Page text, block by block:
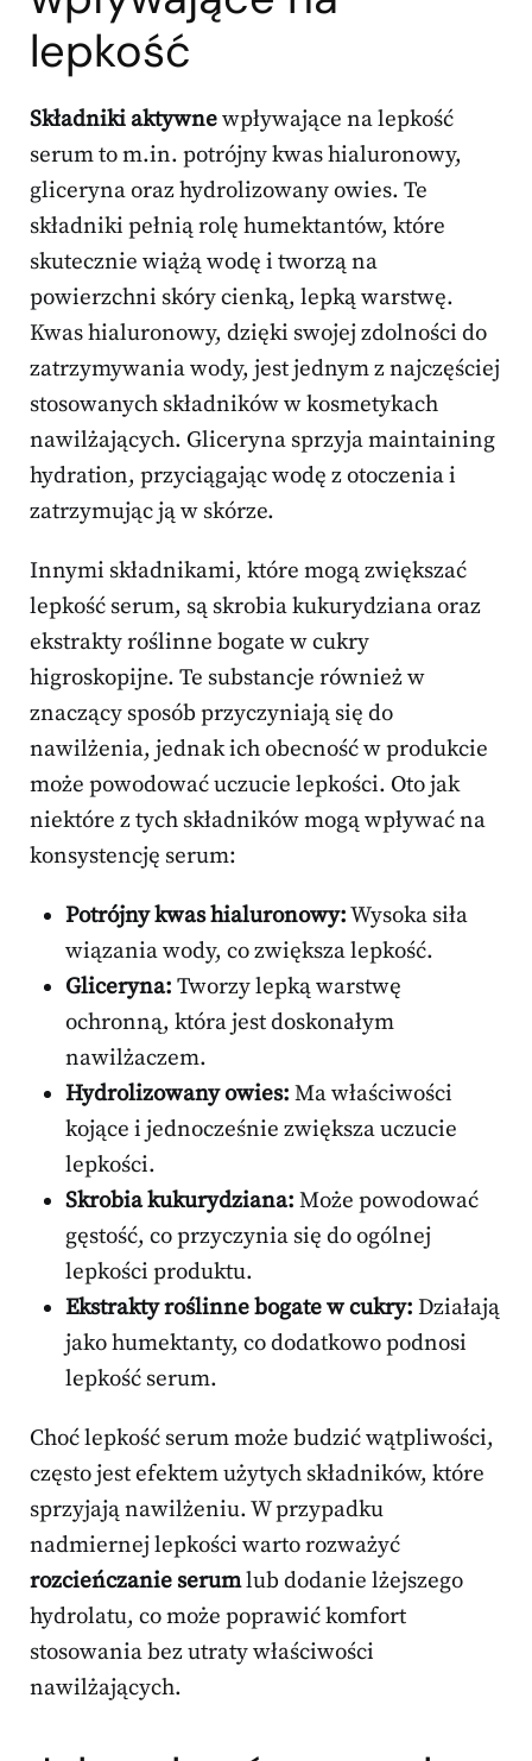
lepkość
Składniki aktywnewpływające na lepkość
serum to m.in. potrójny kwas hialuronowy,
gliceryna oraz hydrolizowany owies. Te
składniki pełnią rolę humektantów, które
skutecznie wiążą wodę i tworzą na
powierzchni skóry cienką, lepką warstwę.
Kwas hialuronowy, dzięki swojej zdolności do
zatrzymywania wody, jest jednym z najczęściej
stosowanych składników w kosmetykach
nawilżających. Gliceryna sprzyja maintaining
hydration, przyciągając wodę z otoczenia i
zatrzymując ją w skórze.
Innymi składnikami, które mogą zwiększać
lepkość serum, są skrobia kukurydziana oraz
ekstrakty roślinne bogate w cukry
higroskopijne. Te substancje również w
znaczący sposób przyczyniają się do
nawilżenia, jednak ich obecność w produkcie
może powodować uczucie lepkości. Oto jak
niektóre z tych składników mogą wpływać na
konsystencję serum:
Potrójny kwas hialuronowy:Wysoka siła
wiązania wody, co zwiększa lepkość.
Gliceryna: Tworzy lepką warstwę
ochronną, która jest doskonałym
nawilżaczem.
Hydrolizowany owies: Ma właściwości
kojące i jednocześnie zwiększa uczucie
lepkości.
Skrobia kukurydziana: Może powodować
gęstość, co przyczynia się do ogólnej
lepkości produktu.
Ekstrakty roślinne bogate w cukry: Działają
jako humektanty, co dodatkowo podnosi
lepkość serum.
Choć lepkość serum może budzić wątpliwości,
często jest efektem użytych składników, które
sprzyjają nawilżeniu. W przypadku
nadmiernej lepkości warto rozważyć
rozcieńczanie serumlub dodanie lżejszego
hydrolatu, co może poprawić komfort
stosowania bez utraty właściwości
nawilżających.